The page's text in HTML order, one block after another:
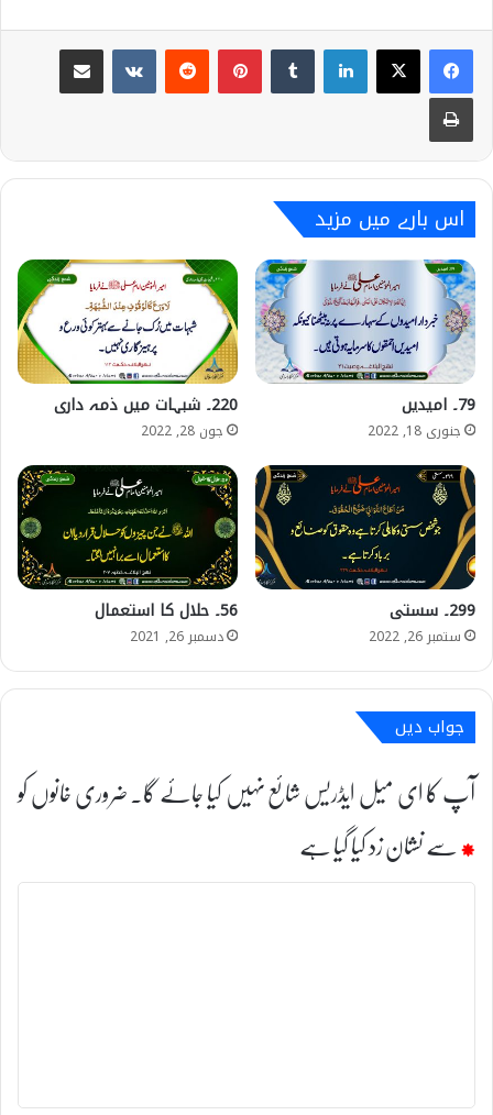
اس بارے میں مزید
79۔ امیدیں
جنوری 18, 2022
220۔ شبہات میں ذمہ داری
جون 28, 2022
299۔ سستی
ستمبر 26, 2022
56۔ حلال کا استعمال
دسمبر 26, 2021
جواب دیں
آپ کا ای میل ایڈریس شائع نہیں کیا جائے گا۔ضروری خانوں کو
*سے نشان زد کیا گیا ہے
ت